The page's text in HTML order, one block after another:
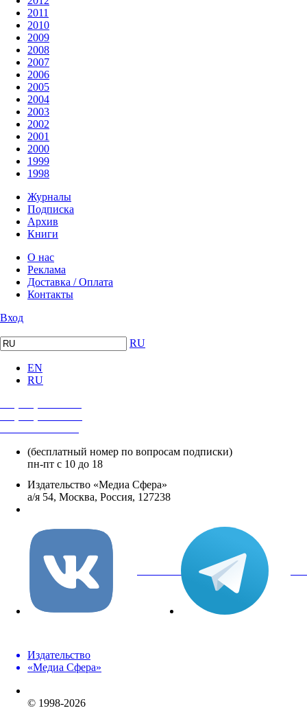
2011
2010
2009
2008
2007
2006
2005
2004
2003
2002
2001
2000
1999
1998
Журналы
Подписка
Архив
Книги
О нас
Реклама
Доставка / Оплата
Контакты
Вход
RU
EN
RU
(бесплатный номер по вопросам подписки)
пн-пт с 10 до 18
Издательство «Медиа Сфера»
а/я 54, Москва, Россия, 127238
вКонтакте
Издательство
«Медиа Сфера»
© 1998-2026